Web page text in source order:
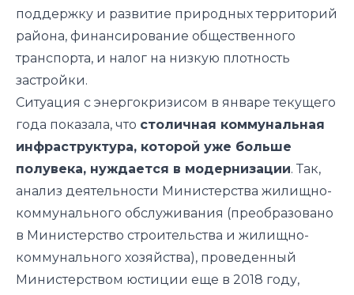
поддержку и развитие природных территорий
района, финансирование общественного
транспорта, и налог на низкую плотность
застройки.
Ситуация с энергокризисом в январе текущего
года показала, что столичная коммунальная
инфраструктура, которой уже больше
полувека, нуждается в модернизации. Так,
анализ деятельности Министерства жилищно-
коммунального обслуживания (преобразовано
в Министерство строительства и жилищно-
коммунального хозяйства), проведенный
Министерством юстиции еще в 2018 году,